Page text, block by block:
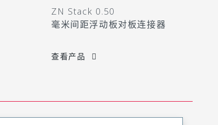
ZN Stack 0.50
毫米间距浮动板对板连接器
查看产品